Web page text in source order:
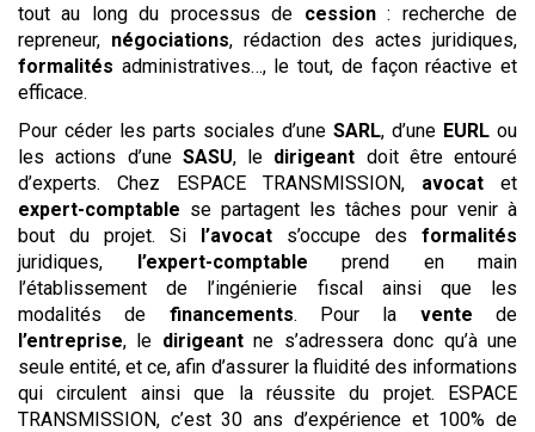
tout au long du processus de cession: recherche de
repreneur, négociations, rédaction des actes juridiques,
formalités administratives…, le tout, de façon réactive et
efficace.
Pour céder les parts sociales d’une SARL, d’une EURL ou
les actions d’une SASU, le dirigeant doit être entouré
d’experts. Chez ESPACE TRANSMISSION, avocat et
expert-comptable se partagent les tâches pour venir à
bout du projet. Si l’avocat s’occupe des formalités
juridiques, l’expert-comptable prend en main
l’établissement de l’ingénierie fiscal ainsi que les
modalités de financements. Pour la vente de
l’entreprise, le dirigeantne s’adressera donc qu’à une
seule entité, et ce, afin d’assurer la fluidité des informations
qui circulent ainsi que la réussite du projet. ESPACE
TRANSMISSION, c’est 30 ans d’expérience et 100% de